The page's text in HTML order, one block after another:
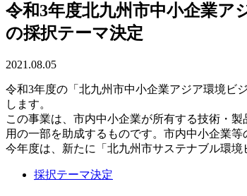
令和3年度北九州市中小企業ア
の採択テーマ決定
2021.08.05
令和3年度の「北九州市中小企業アジア環境ビ
します。
この事業は、市内中小企業が所有する技術・
用の一部を助成するものです。市内中小企業
今年度は、新たに「北九州市サステナブル環
採択テーマ決定